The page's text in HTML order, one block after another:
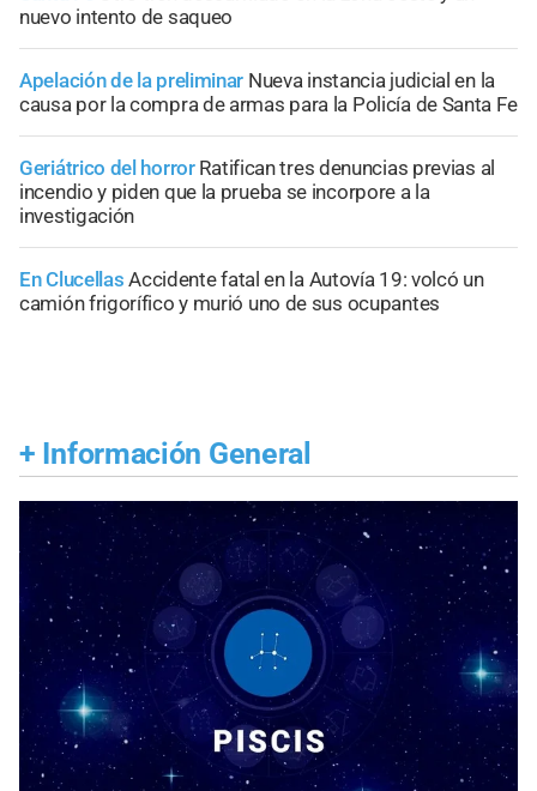
nuevo intento de saqueo
Apelación de la preliminar Nueva instancia judicial en la
causa por la compra de armas para la Policía de Santa Fe
Geriátrico del horror Ratifican tres denuncias previas al
incendio y piden que la prueba se incorpore a la
investigación
En Clucellas Accidente fatal en la Autovía 19: volcó un
camión frigorífico y murió uno de sus ocupantes
+ Información General